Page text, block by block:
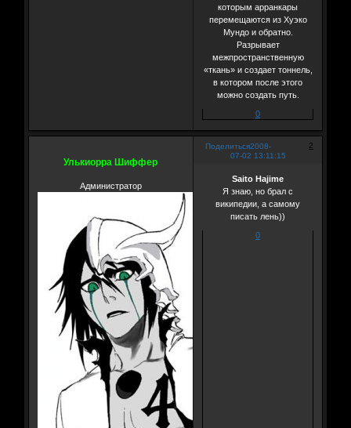
которым арранкары
перемещаются из Хуэко
Мундо и обратно.
Разрывает
межпространственную
«ткань» и создает тоннель,
в котором после этого
можно создать путь.
0
Поделиться 2
2008-
07-02 13:11:15
Улькиорра Шиффер
Администратор
Saito Hajime
Я знаю, но брал с
википедии, а самому
писать лень))
0